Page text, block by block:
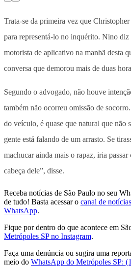
Trata-se da primeira vez que
para representá-lo no inquérito. Nino
motorista de aplicativo na manhã desta
conversa que demorou mais de duas
Segundo o advogado, não houve
também não ocorreu omissão de
do veículo, é quase que natural que não
gente está falando de um arrasto. Se
machucar ainda mais o rapaz, iria
cabeça dele”, disse.
Receba notícias de São Paulo no seu
de tudo! Basta acessar o canal de
WhatsApp.
Fique por dentro do que acontece em
Metrópoles SP no Instagram.
Faça uma denúncia ou sugira uma
meio do WhatsApp do Metrópoles SP: